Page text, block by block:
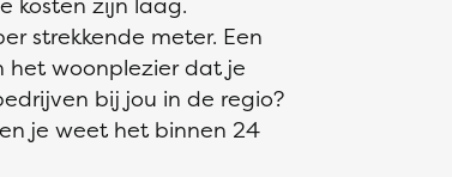
strekkende meter. Een
het woonplezier dat je
bij jou in de regio?
je weet het binnen 24